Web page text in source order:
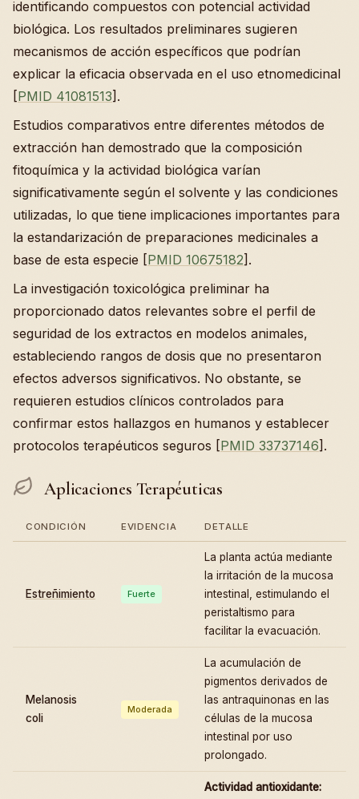
identificando compuestos con potencial actividad
biológica. Los resultados preliminares sugieren
mecanismos de acción específicos que podrían
explicar la eficacia observada en el uso etnomedicinal
[PMID 41081513].
Estudios comparativos entre diferentes métodos de
extracción han demostrado que la composición
fitoquímica y la actividad biológica varían
significativamente según el solvente y las condiciones
utilizadas, lo que tiene implicaciones importantes para
la estandarización de preparaciones medicinales a
base de esta especie [PMID 10675182].
La investigación toxicológica preliminar ha
proporcionado datos relevantes sobre el perfil de
seguridad de los extractos en modelos animales,
estableciendo rangos de dosis que no presentaron
efectos adversos significativos. No obstante, se
requieren estudios clínicos controlados para
confirmar estos hallazgos en humanos y establecer
protocolos terapéuticos seguros [PMID 33737146].
Aplicaciones Terapéuticas
CONDICIÓN EVIDENCIA DETALLE
Estreñimiento Fuerte
La planta actúa mediante
la irritación de la mucosa
intestinal, estimulando el
peristaltismo para
facilitar la evacuación.
Melanosis
coli
Moderada
La acumulación de
pigmentos derivados de
las antraquinonas en las
células de la mucosa
intestinal por uso
prolongado.
Actividad antioxidante: